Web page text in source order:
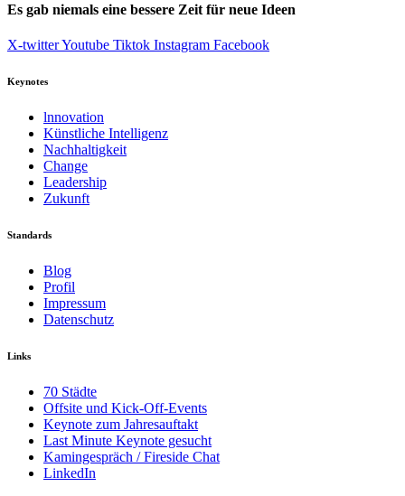
Es gab niemals eine bessere Zeit für neue Ideen
X-twitterYoutube Tiktok Instagram Facebook
Keynotes
lnnovation
Künstliche Intelligenz
Nachhaltigkeit
Change
Leadership
Zukunft
Standards
Blog
Profil
Impressum
Datenschutz
Links
70 Städte
Offsite und Kick-Off-Events
Keynote zum Jahresauftakt
Last Minute Keynote gesucht
Kamingespräch / Fireside Chat
LinkedIn